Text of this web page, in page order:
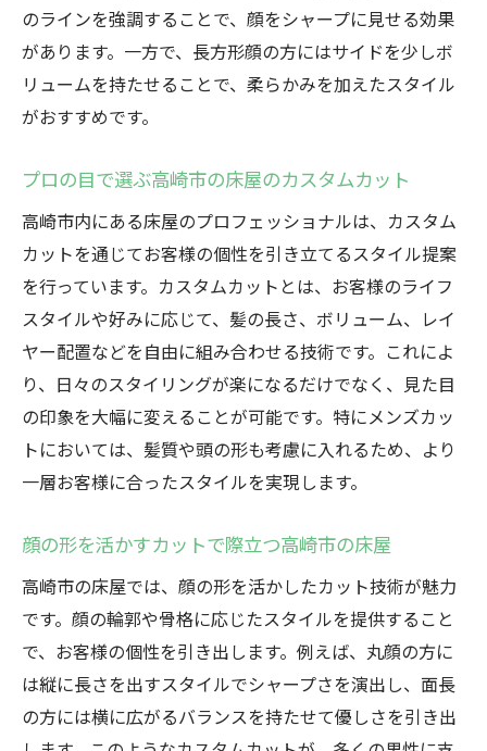
のラインを強調することで、顔をシャープに見せる効果
があります。一方で、長方形顔の方にはサイドを少しボ
リュームを持たせることで、柔らかみを加えたスタイル
がおすすめです。
プロの目で選ぶ高崎市の床屋のカスタムカット
高崎市内にある床屋のプロフェッショナルは、カスタム
カットを通じてお客様の個性を引き立てるスタイル提案
を行っています。カスタムカットとは、お客様のライフ
スタイルや好みに応じて、髪の長さ、ボリューム、レイ
ヤー配置などを自由に組み合わせる技術です。これによ
り、日々のスタイリングが楽になるだけでなく、見た目
の印象を大幅に変えることが可能です。特にメンズカッ
トにおいては、髪質や頭の形も考慮に入れるため、より
一層お客様に合ったスタイルを実現します。
顔の形を活かすカットで際立つ高崎市の床屋
高崎市の床屋では、顔の形を活かしたカット技術が魅力
です。顔の輪郭や骨格に応じたスタイルを提供すること
で、お客様の個性を引き出します。例えば、丸顔の方に
は縦に長さを出すスタイルでシャープさを演出し、面長
の方には横に広がるバランスを持たせて優しさを引き出